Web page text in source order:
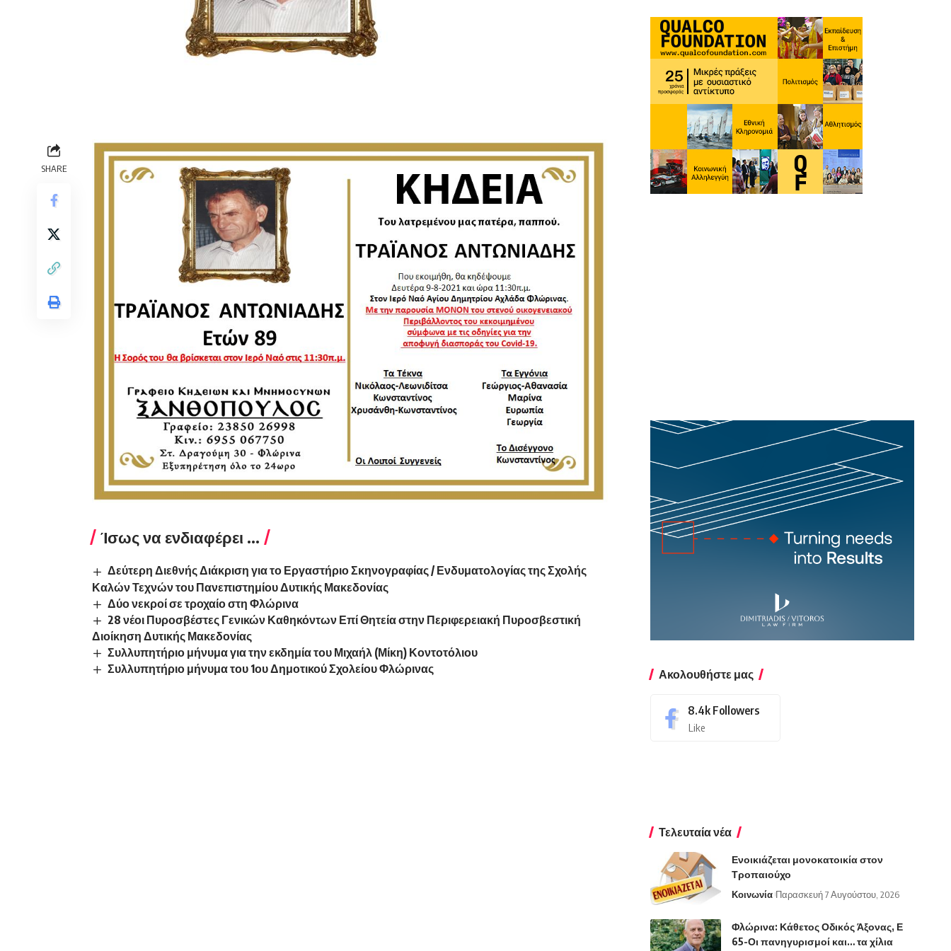
SHARE
Ίσως να ενδιαφέρει ...
Δεύτερη Διεθνής Διάκριση για το Εργαστήριο Σκηνογραφίας / Ενδυματολογίας της Σχολής
Καλών Τεχνών του Πανεπιστημίου Δυτικής Μακεδονίας
Δύο νεκροί σε τροχαίο στη Φλώρινα
28 νέοι Πυροσβέστες Γενικών Καθηκόντων Επί Θητεία στην Περιφερειακή Πυροσβεστική
Διοίκηση Δυτικής Μακεδονίας
Συλλυπητήριο μήνυμα για την εκδημία του Μιχαήλ (Μίκη) Κοντοτόλιου
Συλλυπητήριο μήνυμα του 1ου Δημοτικού Σχολείου Φλώρινας
Ακολουθήστε μας
8.4k Followers
Like
Τελευταία νέα
Ενοικιάζεται μονοκατοικία στον
Τροπαιούχο
Κοινωνία Παρασκευή 7 Αυγούστου, 2026
Φλώρινα: Κάθετος Οδικός Άξονας, Ε
65-Οι πανηγυρισμοί και… τα χίλια